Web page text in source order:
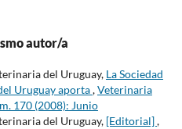
autor/a
del Uruguay, La Sociedad
Uruguay aporta,Veterinaria
170 (2008): Junio
del Uruguay, [Editorial],